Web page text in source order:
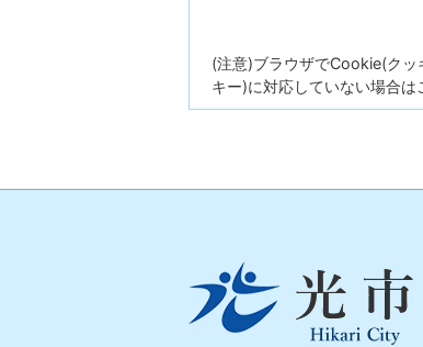
(注意)ブラウザでCookie(ク
キー)に対応していない場合は
Hikari